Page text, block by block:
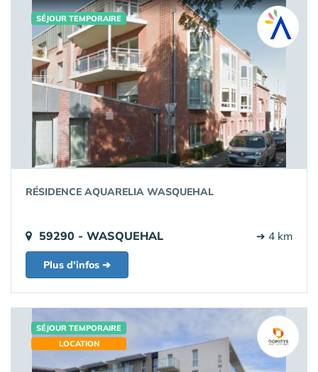
SÉJOUR TEMPORAIRE
RÉSIDENCE AQUARELIA WASQUEHAL
59290 - WASQUEHAL ➔ 4 km
Plus d'infos ➔
SÉJOUR TEMPORAIRE
LOCATION